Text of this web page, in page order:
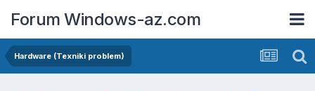
Forum Windows-az.com
Hardware (Texniki problem)